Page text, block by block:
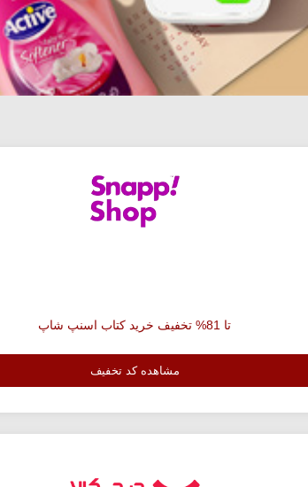
تا 81% تخفیف خرید کتاب اسنپ شاپ
مشاهده کد تخفیف